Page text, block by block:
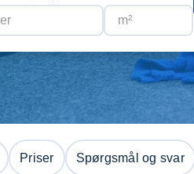
Priser Spørgsmål og svar